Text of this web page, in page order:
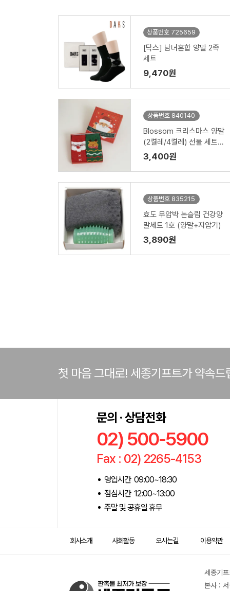
상품번호 725659
[닥스] 남녀혼합 양말 2족
세트
9,470원
상품번호 840140
Blossom 크리스마스 양말
(2켤레/4켤레) 선물 세트
(성인용/아동용)
3,400원
상품번호 835215
효도 무압박 논슬립 건강양
말세트 1호 (양말+지압기)
3,890원
첫 마음 그대로! 세종기프트가 약속드
문의 · 상담전화
02) 500-5900
Fax : 02) 2265-4153
영업시간 09:00~18:30
점심시간 12:00~13:00
주말 및 공휴일 휴무
회사소개 사회활동 오시는길 이용약관
세종기
본사 :